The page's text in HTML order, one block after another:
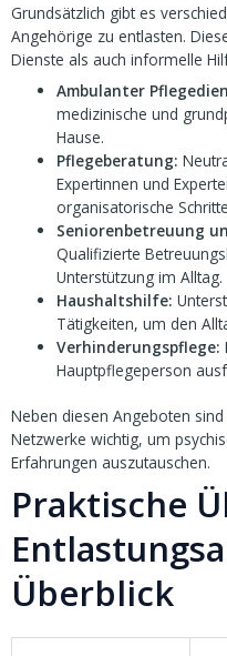
Grundsätzlich gibt es
Angehörige zu entlasten.
Dienste als auch informelle
Ambulanter
medizinische und
Hause.
Pflegeberatung:
Expertinnen und
organisatorische
Seniorenbetreuung
Qualifizierte
Unterstützung im Alltag.
Haushaltshilfe:
Tätigkeiten, um den
Verhinderungspflege:
Hauptpflegeperson
Neben diesen Angeboten
Netzwerke wichtig, um
Erfahrungen auszutauschen.
Praktische
Überblick